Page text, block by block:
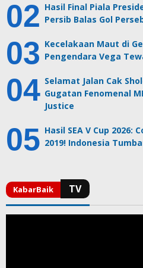
Hasil Final Piala
Persib Balas Gol
Kecelakaan Maut di
Pengendara Vega
Selamat Jalan Cak
Gugatan Fenomenal
Justice
Hasil SEA V Cup 2026:
2019! Indonesia